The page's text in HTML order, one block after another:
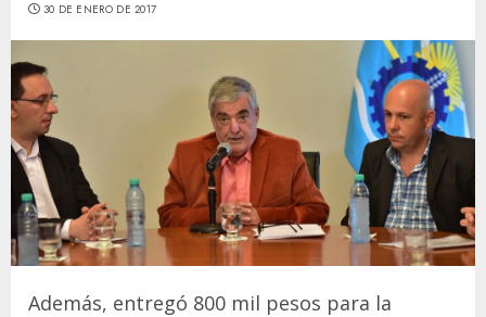
30 DE ENERO DE 2017
Además, entregó 800 mil pesos para la